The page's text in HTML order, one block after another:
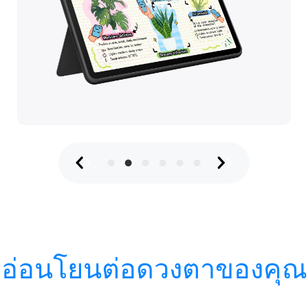
อ่อนโยนต่อดวงตาของคุณ